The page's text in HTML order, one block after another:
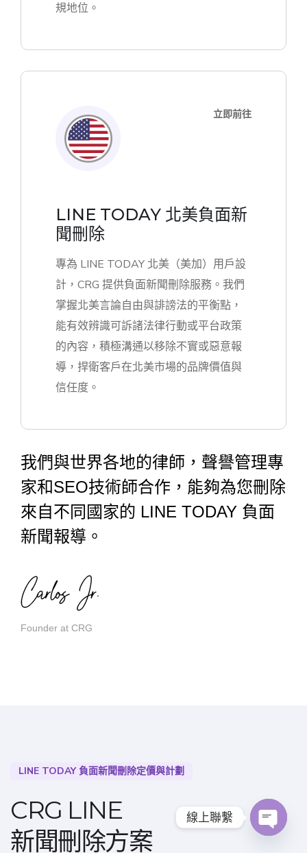
規地位。
立即前往
LINE TODAY 北美負面新
聞刪除
專為 LINE TODAY 北美（美加）用戶設
計，CRG 提供負面新聞刪除服務。我們
掌握北美言論自由與誹謗法的平衡點，
能有效辨識可訴諸法律行動或平台政策
的內容，積極溝通以移除不實或惡意報
導，捍衛客戶在北美市場的品牌價值與
信任度。
我們與世界各地的律師，聲譽管理專
家和SEO技術師合作，能夠為您刪除
來自不同國家的 LINE TODAY 負面
新聞報導。
Founder at CRG
LINE TODAY 負面新聞刪除定價與計劃
CRG LINE
新聞刪除方案
線上聯繫